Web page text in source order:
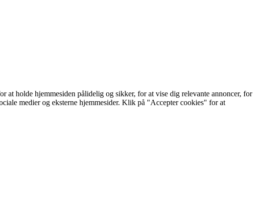
holde hjemmesiden pålidelig og sikker, for at vise dig relevante annoncer, for
medier og eksterne hjemmesider. Klik på "Accepter cookies" for at